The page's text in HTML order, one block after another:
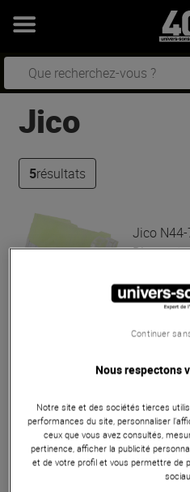
Jico
5résultats
Jico
Diamant
JicoN44-
Nous respectons
Notre site et des sociétés tierces
performances du site, personnaliser
ceux que vous avez consultés,
pertinence, afficher la publicité
et de votre profil et vous permettre de
Continuer